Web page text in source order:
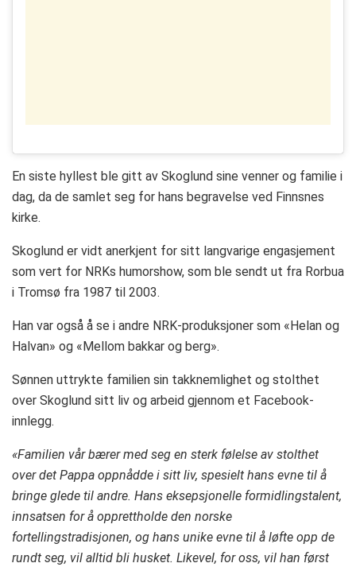
En siste hyllest ble gitt av Skoglund sine venner og familie i
dag, da de samlet seg for hans begravelse ved Finnsnes
kirke.
Skoglund er vidt anerkjent for sitt langvarige engasjement
som vert for NRKs humorshow, som ble sendt ut fra Rorbua
i Tromsø fra 1987 til 2003.
Han var også å se i andre NRK-produksjoner som «Helan og
Halvan» og «Mellom bakkar og berg».
Sønnen uttrykte familien sin takknemlighet og stolthet
over Skoglund sitt liv og arbeid gjennom et Facebook-
innlegg.
«Familien vår bærer med seg en sterk følelse av stolthet
over det Pappa oppnådde i sitt liv, spesielt hans evne til å
bringe glede til andre. Hans eksepsjonelle formidlingstalent,
innsatsen for å opprettholde den norske
fortellingstradisjonen, og hans unike evne til å løfte opp de
rundt seg, vil alltid bli husket. Likevel, for oss, vil han først